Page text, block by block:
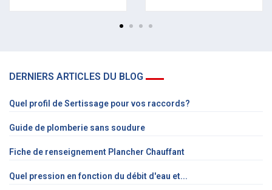
DERNIERS ARTICLES DU BLOG
Quel profil de Sertissage pour vos raccords?
Guide de plomberie sans soudure
Fiche de renseignement Plancher Chauffant
Quel pression en fonction du débit d'eau et...